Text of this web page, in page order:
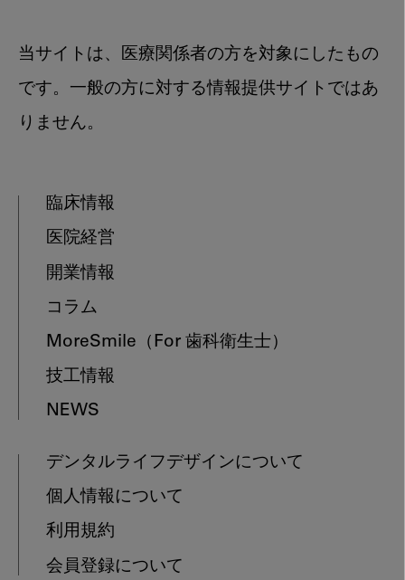
当サイトは、医療関係者の方を対象にしたもの
です。一般の方に対する情報提供サイトではあ
りません。
臨床情報
医院経営
開業情報
コラム
MoreSmile （For 歯科衛生士）
技工情報
NEWS
デンタルライフデザインについて
個人情報について
利用規約
会員登録について